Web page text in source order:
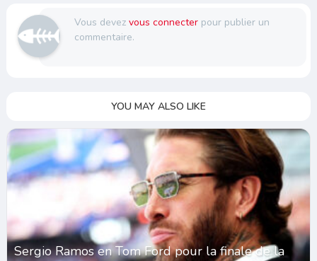
Vous devez vous connecterpour publier un
commentaire.
YOU MAY ALSO LIKE
Sergio Ramos en Tom Ford pour la finale de la